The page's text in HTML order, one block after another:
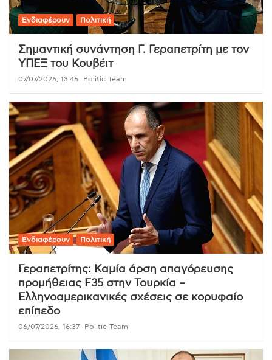
Ενδιαφέρουν Πολιτική
Σημαντική συνάντηση Γ. Γεραπετρίτη με τον
ΥΠΕΞ του Κουβέιτ
07/07/2026, 13:46 Politic Team
Ενδιαφέρουν Πολιτική
Γεραπετρίτης: Καμία άρση απαγόρευσης
προμήθειας F35 στην Τουρκία –
Ελληνοαμερικανικές σχέσεις σε κορυφαίο
επίπεδο
06/07/2026, 16:37 Politic Team